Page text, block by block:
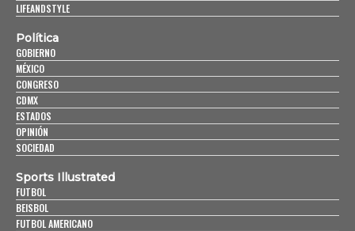
LIFEANDSTYLE
Política
GOBIERNO
MÉXICO
CONGRESO
CDMX
ESTADOS
OPINIÓN
SOCIEDAD
Sports Illustrated
FUTBOL
BEISBOL
FUTBOL AMERICANO